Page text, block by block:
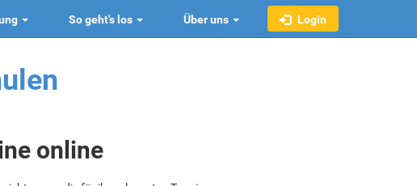
So geht's los Über uns Login
online